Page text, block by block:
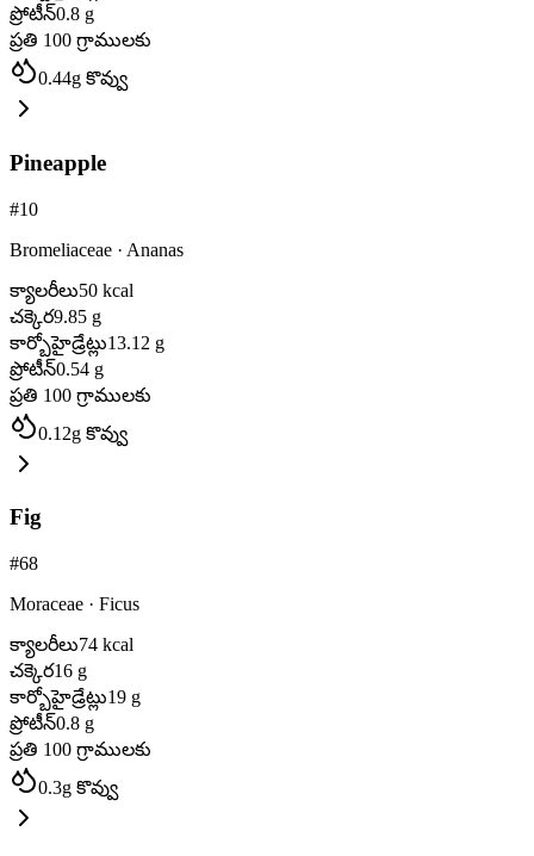
ప్రోటీన్0.8 g
ప్రతి 100 గ్రాములకు
0.44g కొవ్వు
Pineapple
#10
Bromeliaceae · Ananas
క్యాలరీలు50 kcal
చక్కెర9.85 g
కార్బోహైడ్రేట్లు13.12 g
ప్రోటీన్0.54 g
ప్రతి 100 గ్రాములకు
0.12g కొవ్వు
Fig
#68
Moraceae · Ficus
క్యాలరీలు74 kcal
చక్కెర16 g
కార్బోహైడ్రేట్లు19 g
ప్రోటీన్0.8 g
ప్రతి 100 గ్రాములకు
0.3g కొవ్వు